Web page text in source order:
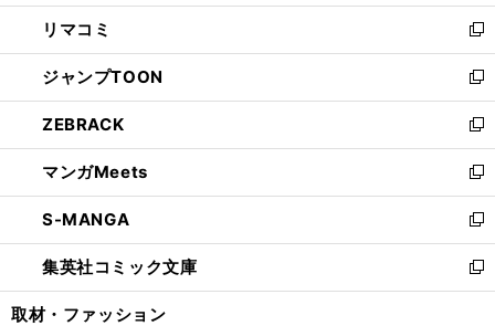
ウ
で
開
く
ン
ド
ウ
で
開
く
ウ
ィ
ン
ド
ウ
で
開
く
し
い
ウ
ィ
ン
ド
ウ
で
開
く
リマコミ
新
し
い
ウ
ィ
ン
ド
ウ
で
開
く
ジャンプTOON
新
し
い
ウ
ィ
ン
ド
ウ
で
開
ZEBRACK
新
し
い
ウ
ィ
ン
ド
ウ
マンガMeets
新
し
い
ウ
ィ
ン
S-MANGA
新
し
い
ウ
集英社コミック文庫
新
し
取材・ファッション